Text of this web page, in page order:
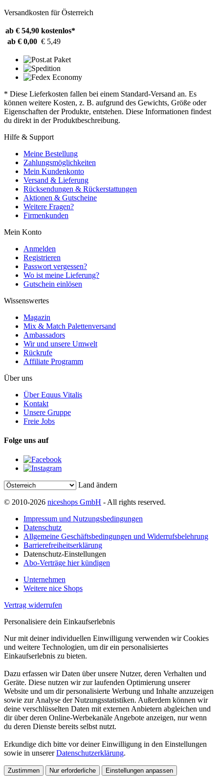
Versandkosten für Österreich
ab € 54,90 kostenlos*
ab € 0,00 € 5,49
* Diese Lieferkosten fallen bei einem Standard-Versand an. Es
können weitere Kosten, z. B. aufgrund des Gewichts, Größe oder
Eigenschaften der Produkte, entstehen. Diese Informationen findest
du direkt in der Produktbeschreibung.
Hilfe & Support
Meine Bestellung
Zahlungsmöglichkeiten
Mein Kundenkonto
Versand & Lieferung
Rücksendungen & Rückerstattungen
Aktionen & Gutscheine
Weitere Fragen?
Firmenkunden
Mein Konto
Anmelden
Registrieren
Passwort vergessen?
Wo ist meine Lieferung?
Gutschein einlösen
Wissenswertes
Magazin
Mix & Match Palettenversand
Ambassadors
Wir und unsere Umwelt
Rückrufe
Affiliate Programm
Über uns
Über Equus Vitalis
Kontakt
Unsere Gruppe
Freie Jobs
Folge uns auf
Land ändern
© 2010-2026 niceshops GmbH - All rights reserved.
Impressum und Nutzungsbedingungen
Datenschutz
Allgemeine Geschäftsbedingungen und Widerrufsbelehrung
Barrierefreiheitserklärung
Datenschutz-Einstellungen
Abo-Verträge hier kündigen
Unternehmen
Weitere nice Shops
Vertrag widerrufen
Personalisiere dein Einkaufserlebnis
Nur mit deiner individuellen Einwilligung verwenden wir Cookies
und weitere Technologien, um dir ein personalisiertes
Einkaufserlebnis zu bieten.
Dazu erfassen wir Daten über unsere Nutzer, deren Verhalten und
Geräte. Diese nutzen wir zur laufenden Optimierung unserer
Website und um dir personalisierte Werbung und Inhalte anzuzeigen
sowie zur Analyse der Nutzungsstatistiken. Außerdem können wir
deine verschlüsselten Daten mit externen Anbietern abgleichen und
dir über deren Online-Werbekanäle Angebote anzeigen, nur wenn
du deren Dienste bereits selbst nutzt.
Erkundige dich bitte vor deiner Einwilligung in den Einstellungen
sowie in unsererDatenschutzerklärung.
Zustimmen Nur erforderliche Einstellungen anpassen